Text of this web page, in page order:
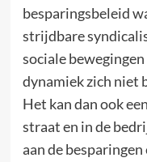
besparingsbeleid
strijdbare
sociale
dynamiek zich niet
Het kan dan ook
straat en in de
aan de